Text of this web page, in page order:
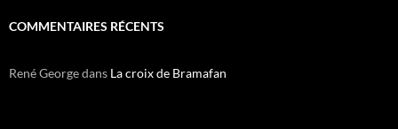
COMMENTAIRES RÉCENTS
René Georgedans La croix de Bramafan